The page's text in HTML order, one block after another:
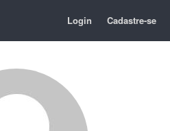
Login Cadastre-se